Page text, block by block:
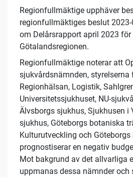
Regionfullmäktige upphäver
regionfullmäktiges beslut
om Delårsrapport april 2023 för
Götalandsregionen.
Regionfullmäktige noterar att
sjukvårdsnämnden, styrelserna
Regionhälsan, Logistik,
Universitetssjukhuset, NU-
Älvsborgs sjukhus, Sjukhusen i
sjukhus, Göteborgs botaniska
Kulturutveckling och Göteborgs
prognostiserar en negativ
Mot bakgrund av det allvarliga
uppmanas dessa nämnder och